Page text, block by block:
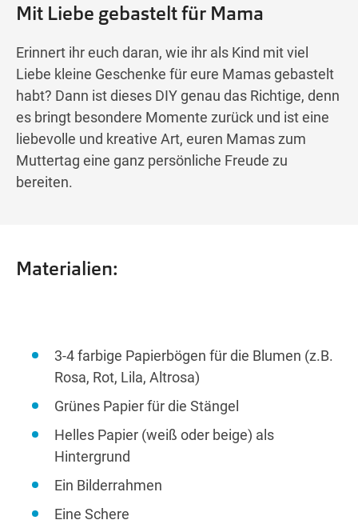
Mit Liebe gebastelt für Mama
Erinnert ihr euch daran, wie ihr als Kind mit viel
Liebe kleine Geschenke für eure Mamas gebastelt
habt? Dann ist dieses DIY genau das Richtige, denn
es bringt besondere Momente zurück und ist eine
liebevolle und kreative Art, euren Mamas zum
Muttertag eine ganz persönliche Freude zu
bereiten.
Materialien:
3-4 farbige Papierbögen für die Blumen (z.B.
Rosa, Rot, Lila, Altrosa)
Grünes Papier für die Stängel
Helles Papier (weiß oder beige) als
Hintergrund
Ein Bilderrahmen
Eine Schere